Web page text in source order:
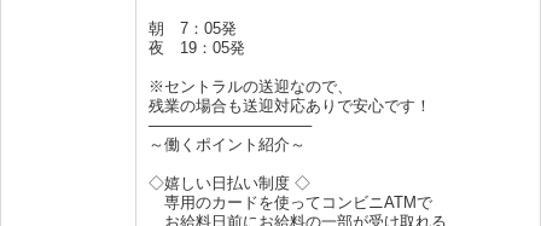
朝 7：05発
夜 19：05発
※セントラルの送迎なので、
残業の場合も送迎対応ありで安心です！
───────────────
～働くポイント紹介～
◇嬉しい日払い制度 ◇
専用のカードを使ってコンビニATMで
お給料日前にお給料の一部が受け取れる